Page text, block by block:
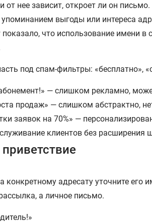
от нее зависит, откроет ли он
упоминанием выгоды или интереса
что использование имени в
под спам-фильтры:
— слишком рекламно,
продаж» — слишком абстрактно,
заявок на 70%» —
клиентов без расширения
конкретному адресату уточните
а личное письмо.